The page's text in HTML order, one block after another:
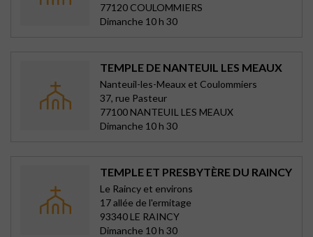
77120 COULOMMIERS
Dimanche 10 h 30
TEMPLE DE NANTEUIL LES MEAUX
Nanteuil-les-Meaux et Coulommiers
37, rue Pasteur
77100 NANTEUIL LES MEAUX
Dimanche 10 h 30
TEMPLE ET PRESBYTÈRE DU RAINCY
Le Raincy et environs
17 allée de l'ermitage
93340 LE RAINCY
Dimanche 10 h 30